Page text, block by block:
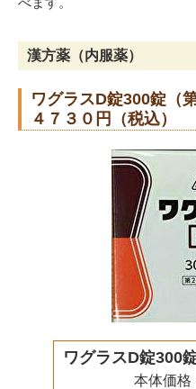
漢方薬（内服薬）
ワグラスD錠300錠（
４７３０円（税込）
ワグラスD錠300
本体価格